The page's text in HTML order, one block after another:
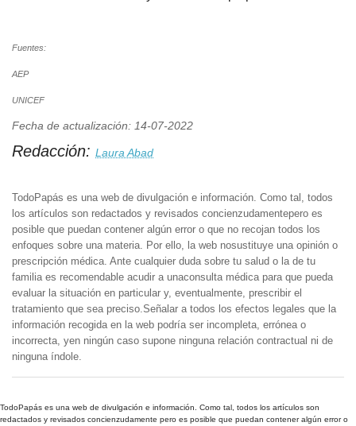
Fuentes:
AEP
UNICEF
Fecha de actualización: 14-07-2022
Redacción: Laura Abad
TodoPapás es una web de divulgación e información. Como tal, todos
los artículos son redactados y revisados concienzudamentepero es
posible que puedan contener algún error o que no recojan todos los
enfoques sobre una materia. Por ello, la web nosustituye una opinión o
prescripción médica. Ante cualquier duda sobre tu salud o la de tu
familia es recomendable acudir a unaconsulta médica para que pueda
evaluar la situación en particular y, eventualmente, prescribir el
tratamiento que sea preciso.Señalar a todos los efectos legales que la
información recogida en la web podría ser incompleta, errónea o
incorrecta, yen ningún caso supone ninguna relación contractual ni de
ninguna índole.
TodoPapás es una web de divulgación e información. Como tal, todos los artículos son
redactados y revisados concienzudamente pero es posible que puedan contener algún error o